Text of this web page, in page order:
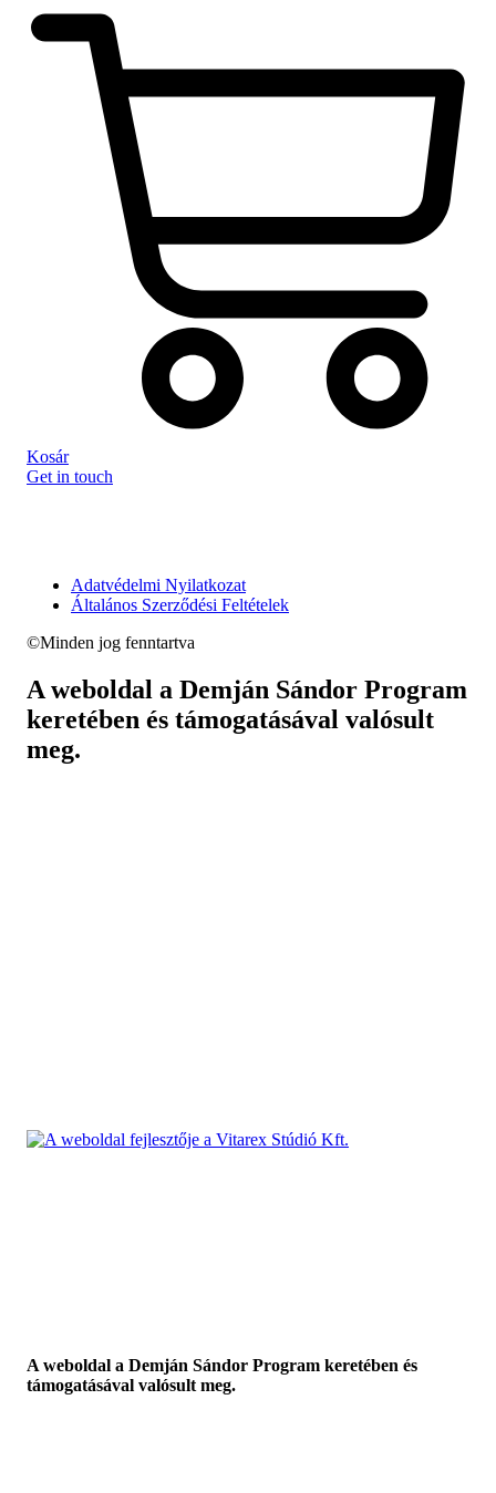
Kosár
Get in touch
Adatvédelmi Nyilatkozat
Általános Szerződési Feltételek
©Minden jog fenntartva
A weboldal a Demján Sándor Program
keretében és támogatásával valósult
meg.
A weboldal a Demján Sándor Program keretében és
támogatásával valósult meg.